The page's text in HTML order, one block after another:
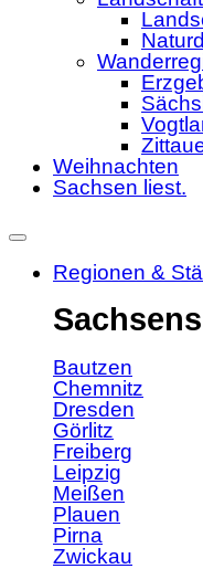
Weihnachten
Sachsen liest.
Regionen &
Bautzen
Chemnitz
Dresden
Görlitz
Freiberg
Leipzig
Meißen
Plauen
Pirna
Zwickau